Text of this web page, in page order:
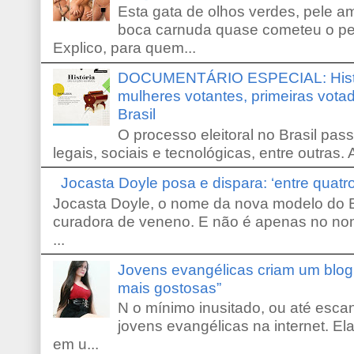
Esta gata de olhos verdes, pele
boca carnuda quase cometeu o
Explico, para quem...
DOCUMENTÁRIO ESPECIAL:
mulheres votantes, primeiras
Brasil
O processo eleitoral no Brasil
legais, sociais e tecnológicas, entre outras.
Jocasta Doyle posa e dispara: ‘entre
Jocasta Doyle, o nome da nova modelo do
curadora de veneno. E não é apenas no
...
Jovens evangélicas criam um
mais gostosas”
N o mínimo inusitado, ou até
jovens evangélicas na internet.
em u...